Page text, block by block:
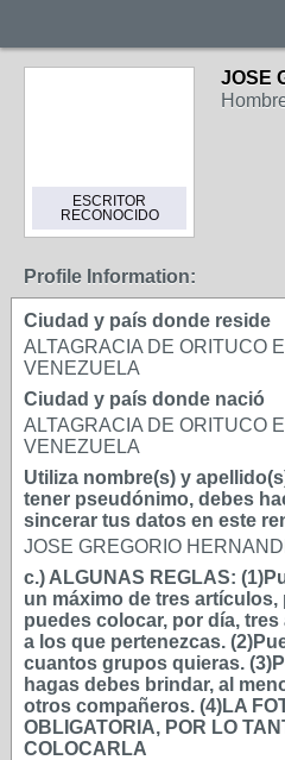
ESCRITOR
RECONOCIDO
JOSE
Profile Information:
Ciudad y país donde reside
ALTAGRACIA DE ORITUCO
VENEZUELA
Ciudad y país donde nació
ALTAGRACIA DE ORITUCO
VENEZUELA
Utiliza nombre(s) y
tener pseudónimo, debes
sincerar tus datos en este
JOSE GREGORIO
c.) ALGUNAS REGLAS:
un máximo de tres artículos,
puedes colocar, por día,
a los que pertenezcas.
cuantos grupos quieras.
hagas debes brindar, al
otros compañeros. (4)LA
OBLIGATORIA, POR LO
COLOCARLA